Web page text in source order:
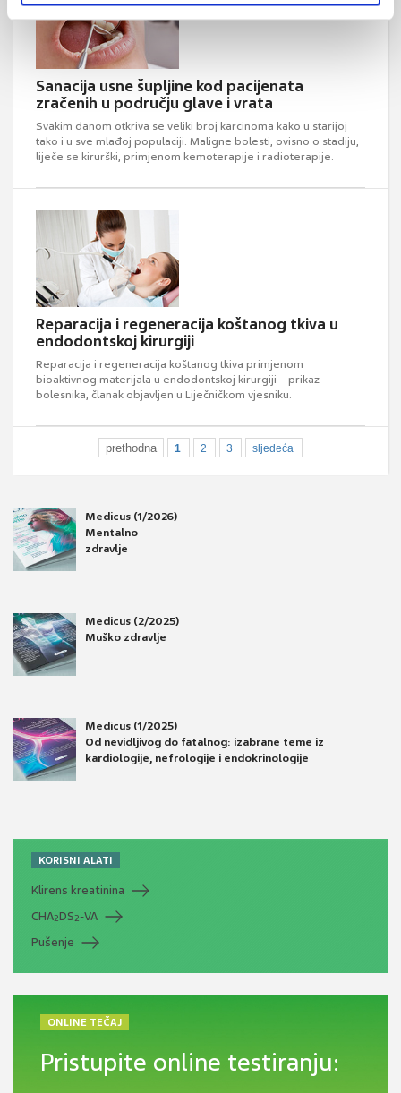
Sanacija usne šupljine kod pacijenata
zračenih u području glave i vrata
Svakim danom otkriva se veliki broj karcinoma kako u starijoj
tako i u sve mlađoj populaciji. Maligne bolesti, ovisno o stadiju,
liječe se kirurški, primjenom kemoterapije i radioterapije.
Reparacija i regeneracija koštanog tkiva u
endodontskoj kirurgiji
Reparacija i regeneracija koštanog tkiva primjenom
bioaktivnog materijala u endodontskoj kirurgiji – prikaz
bolesnika, članak objavljen u Liječničkom vjesniku.
prethodna 1 2 3 sljedeća
Medicus (1/2026)
Mentalno
zdravlje
Medicus (2/2025)
Muško zdravlje
Medicus (1/2025)
Od nevidljivog do fatalnog: izabrane teme iz
kardiologije, nefrologije i endokrinologije
KORISNI ALATI
Klirens kreatinina
CHA2DS2-VA
Pušenje
ONLINE TEČAJ
Pristupite online testiranju: